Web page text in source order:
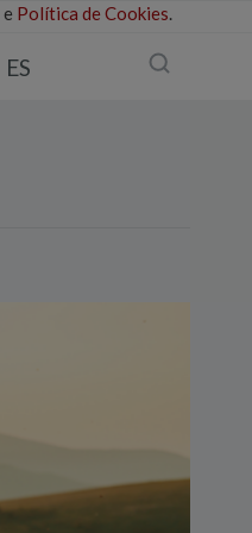
e Política de Cookies.
ES